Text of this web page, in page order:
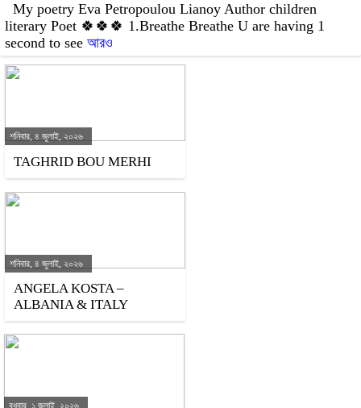
My poetry Eva Petropoulou Lianoy Author children
literary Poet 🍀🍀🍀 1.Breathe Breathe U are having 1
second to see আরও
শনিবার, ৪ জুলাই, ২০২৬
TAGHRID BOU MERHI
শনিবার, ৪ জুলাই, ২০২৬
ANGELA KOSTA –
ALBANIA & ITALY
বুধবার, ১ জুলাই, ২০২৬